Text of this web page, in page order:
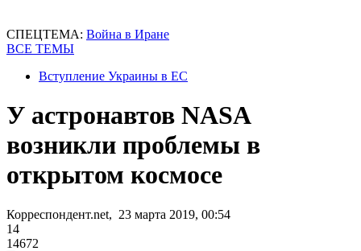
СПЕЦТЕМА: Война в Иране
ВСЕ ТЕМЫ
Вступление Украины в ЕС
У астронавтов NASA
возникли проблемы в
открытом космосе
Корреспондент.net, 23 марта 2019, 00:54
14
14672